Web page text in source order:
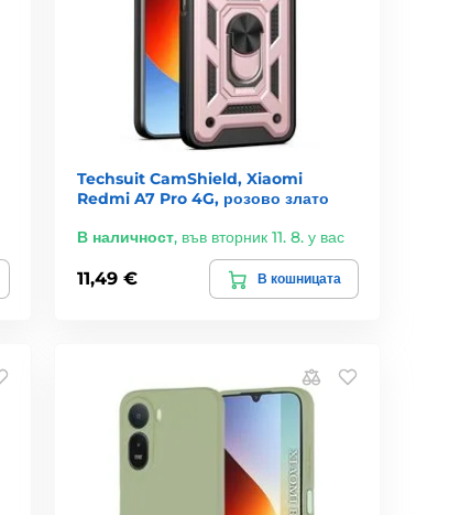
Techsuit CamShield, Xiaomi
Redmi A7 Pro 4G, розово злато
В наличност, във вторник 11. 8. у вас
11,49 € В кошницата